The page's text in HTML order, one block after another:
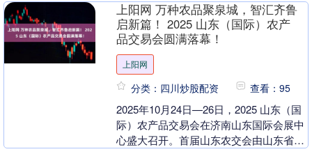
统文化知....
上阳网 万种农品聚泉城，智汇齐鲁
启新篇！ 2025 山东（国际）农产
品交易会圆满落幕！
上阳网
分类：四川炒股配资 查看：95
2025年10月24日—26日，2025 山东（国
际）农产品交易会在济南山东国际会展中
心盛大召开。首届山东农交会由山东省农